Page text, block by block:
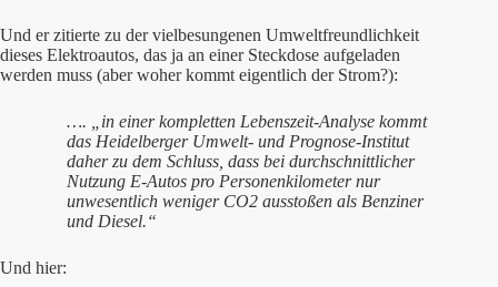
Und er zitierte zu der vielbesungenen Umweltfreundlichkeit
dieses Elektroautos, das ja an einer Steckdose aufgeladen
werden muss (aber woher kommt eigentlich der Strom?):
…. „in einer kompletten Lebenszeit-Analyse kommt
das Heidelberger Umwelt- und Prognose-Institut
daher zu dem Schluss, dass bei durchschnittlicher
Nutzung E-Autos pro Personenkilometer nur
unwesentlich weniger CO2 ausstoßen als Benziner
und Diesel.“
Und hier: